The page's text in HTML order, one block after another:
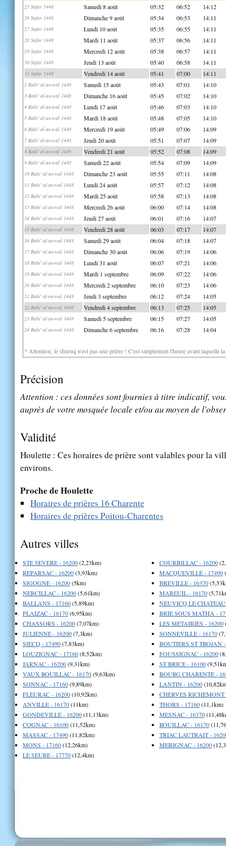
25 Safar 1448 Samedi 8 août 05:32 06:52 14:12
26 Safar 1448 Dimanche 9 août 05:34 06:53 14:11
27 Safar 1448 Lundi 10 août 05:35 06:55 14:11
28 Safar 1448 Mardi 11 août 05:37 06:56 14:11
29 Safar 1448 Mercredi 12 août 05:38 06:57 14:11
30 Safar 1448 Jeudi 13 août 05:40 06:58 14:11
31 Safar 1448 Vendredi 14 août 05:41 07:00 14:11
2 Rabi' al-awwal 1448 Samedi 15 août 05:43 07:01 14:10
3 Rabi' al-awwal 1448 Dimanche 16 août 05:45 07:02 14:10
4 Rabi' al-awwal 1448 Lundi 17 août 05:46 07:03 14:10
5 Rabi' al-awwal 1448 Mardi 18 août 05:48 07:05 14:10
6 Rabi' al-awwal 1448 Mercredi 19 août 05:49 07:06 14:09
7 Rabi' al-awwal 1448 Jeudi 20 août 05:51 07:07 14:09
8 Rabi' al-awwal 1448 Vendredi 21 août 05:52 07:08 14:09
9 Rabi' al-awwal 1448 Samedi 22 août 05:54 07:09 14:09
10 Rabi' al-awwal 1448 Dimanche 23 août 05:55 07:11 14:08
11 Rabi' al-awwal 1448 Lundi 24 août 05:57 07:12 14:08
12 Rabi' al-awwal 1448 Mardi 25 août 05:58 07:13 14:08
13 Rabi' al-awwal 1448 Mercredi 26 août 06:00 07:14 14:08
14 Rabi' al-awwal 1448 Jeudi 27 août 06:01 07:16 14:07
15 Rabi' al-awwal 1448 Vendredi 28 août 06:03 07:17 14:07
16 Rabi' al-awwal 1448 Samedi 29 août 06:04 07:18 14:07
17 Rabi' al-awwal 1448 Dimanche 30 août 06:06 07:19 14:06
18 Rabi' al-awwal 1448 Lundi 31 août 06:07 07:21 14:06
19 Rabi' al-awwal 1448 Mardi 1 septembre 06:09 07:22 14:06
20 Rabi' al-awwal 1448 Mercredi 2 septembre 06:10 07:23 14:06
21 Rabi' al-awwal 1448 Jeudi 3 septembre 06:12 07:24 14:05
22 Rabi' al-awwal 1448 Vendredi 4 septembre 06:13 07:25 14:05
23 Rabi' al-awwal 1448 Samedi 5 septembre 06:15 07:27 14:05
24 Rabi' al-awwal 1448 Dimanche 6 septembre 06:16 07:28 14:04
* Attention, le shuruq n'est pas une prière ! C'est simplement l'heure avant laquelle
Précision
Attention : ces données sont fournies à titre indicatif,
auprès de votre mosquée locale et/ou au moyen de
Validité
Houlette : Ces horaires de prière sont valables pour la
environs.
Proche de Houlette
Horaires de prières 16 Charente
Horaires de prières Poitou-Charentes
Autres villes
STE SEVERE - 16200(2,23km)
REPARSAC - 16200(3,93km)
SIGOGNE - 16200(5km)
NERCILLAC - 16200(5,61km)
BALLANS - 17160(5,89km)
PLAIZAC - 16170(6,95km)
CHASSORS - 16200(7,07km)
JULIENNE - 16200(7,3km)
SIECQ - 17490(7,83km)
LOUZIGNAC - 17160(8,52km)
JARNAC - 16200(9,31km)
VAUX ROUILLAC - 16170(9,63km)
SONNAC - 17160(9,89km)
FLEURAC - 16200(10,92km)
ANVILLE - 16170(11km)
GONDEVILLE - 16200(11,13km)
COGNAC - 16100(11,52km)
MASSAC - 17490(11,82km)
MONS - 17160(12,26km)
LE SEURE - 17770(12,4km)
COURBILLAC - 16200
MACQUEVILLE - 17490
BREVILLE - 16370
MAREUIL - 16170
NEUVICQ LE CHATEAU
BRIE SOUS MATHA -
LES METAIRIES - 16200
SONNEVILLE - 16170
BOUTIERS ST TROJAN
FOUSSIGNAC - 16200
ST BRICE - 16100
BOURG CHARENTE -
LANTIN - 16200
CHERVES RICHEMONT
THORS - 17160(11,1km)
MESNAC - 16370
ROUILLAC - 16170
TRIAC LAUTRAIT -
MERIGNAC - 16200